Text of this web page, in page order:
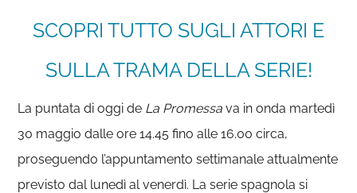
SCOPRI TUTTO SUGLI ATTORI E
SULLA TRAMA DELLA SERIE!
La puntata di oggi de La Promessa va in onda martedì
30 maggio dalle ore 14.45 fino alle 16.00 circa,
proseguendo l’appuntamento settimanale attualmente
previsto dal lunedì al venerdì. La serie spagnola si